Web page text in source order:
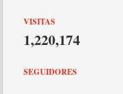
VISITAS
1,220,174
SEGUIDORES